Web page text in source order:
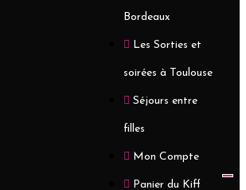
Bordeaux
Les Sorties et
soirées à Toulouse
Séjours entre
filles
Mon Compte
Panier du Kiff